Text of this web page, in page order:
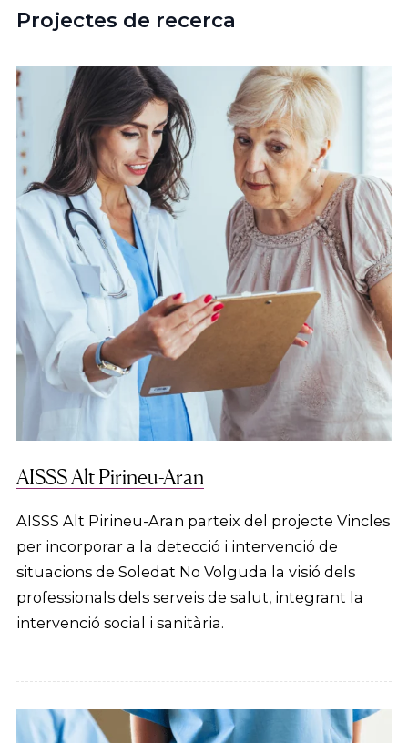
Projectes de recerca
AISSS Alt Pirineu-Aran
AISSS Alt Pirineu-Aran parteix del projecte Vincles
per incorporar a la detecció i intervenció de
situacions de Soledat No Volguda la visió dels
professionals dels serveis de salut, integrant la
intervenció social i sanitària.